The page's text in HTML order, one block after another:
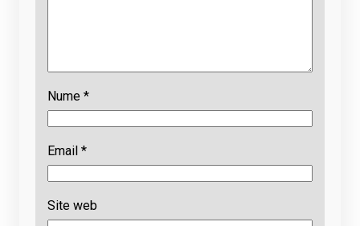
Nume *
Email *
Site web